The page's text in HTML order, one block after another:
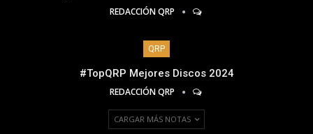
REDACCIÓN QRP
QRP
#TopQRP Mejores Discos 2024
REDACCIÓN QRP
CARGAR MÁS NOTAS